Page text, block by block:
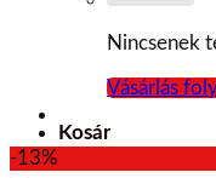
Nincsenek
Vásárlás
Kosár
-13%